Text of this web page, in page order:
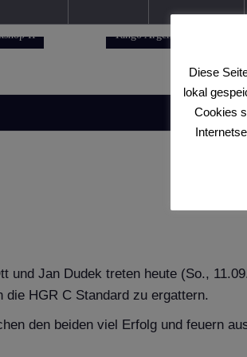
II Tango Argentino Workshop I
und Jan Dudek treten heute (So.,
die HGR C Standard zu ergattern.
den beiden viel Erfolg und feuern
Diese
lokal
Cookies